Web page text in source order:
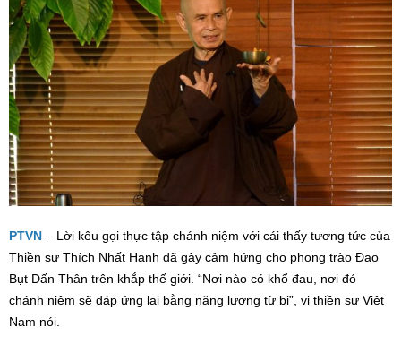
PTVN – Lời kêu gọi thực tập chánh niệm với cái thấy tương tức của
Thiền sư Thích Nhất Hạnh đã gây cảm hứng cho phong trào Đạo
Bụt Dấn Thân trên khắp thế giới. “Nơi nào có khổ đau, nơi đó
chánh niệm sẽ đáp ứng lại bằng năng lượng từ bi”, vị thiền sư Việt
Nam nói.